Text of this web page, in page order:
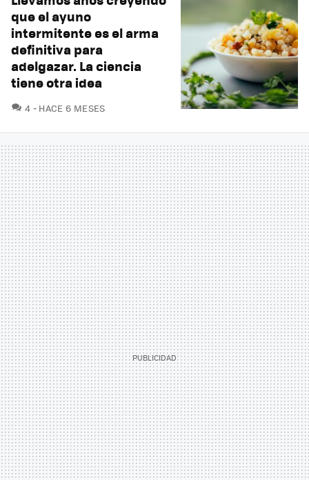
que el ayuno
intermitente es el arma
definitiva para
adelgazar. La ciencia
tiene otra idea
4 COMENTARIOS
HACE 6 MESES